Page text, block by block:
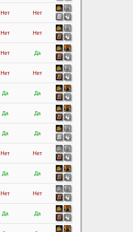
Нет Нет
Нет Нет
Нет Да
Нет Нет
Да Да
Да Да
Да Да
Нет Нет
Да Да
Нет Нет
Да Да